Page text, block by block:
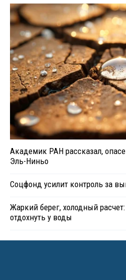
Академик РАН рассказал,
Эль-Ниньо
Соцфонд усилит контроль за
Жаркий берег, холодный
отдохнуть у воды